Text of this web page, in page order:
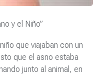
y el Niño”
que viajaban con un
que el asno estaba
junto al animal, en